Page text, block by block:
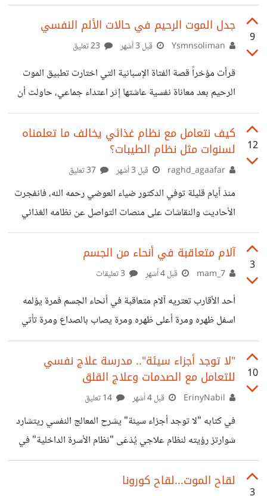
عن احتمالية أذيته وتكون أفكار مؤرقة جدًا، كذلك أفكار مثل
القفز من رصيف القطار أو من المرتفعات، هي أيضًا أفكار تأتي
للجميع، وحتى في لحظات الغضب الشديدة قد يخشى الشخص
جدًا أن يؤذي الآخر بسبب أفكار سابقة دخيلة عن القتل وغير
ذلك، والأفكار قد تكون أسوأ أو أخف، عادة تكون عابرة ويتعامل
معها البعض إنها ثواني وتنتهي ويكملون حياتهم الطبيعية،
9
جدل الموت الرحيم في حالات الألم النفسي
قبل 3 أشهر
قرأت مؤخراً قصة الفتاة الإسبانية التي اختارت تطبيق الموت
الرحيم بعد معاناة نفسية عاشتها إثر اعتداء جماعي، حاولت أن
تتكفل الدولة في علاجها لسنوات وباءت بالفشل، ففى كل مرة
كانت تحاول الفتاة الانتحار ولكنها كانت تخاف وتفشل محاولتها
إلى أن لجأت للمحكمة وتم قبول تنفيذ قرار الموت الرحيم عليها.
رأيت عدد من الناس تؤيد تلك الفكرة لأنهم يرون أن استمرار
الحياة مع صراع نفسي حاد هو أشبه بحالة شخص مريض جسدياً
لا أمل في شفائه، فهذا القرار قمة في الحرية
12
كيف نتعامل مع نظام غذائي يخالف ما تعلمناه
لسنوات مثل نظام الطيبات؟
قبل 3 أشهر
منذ أيام قليلة توفي الدكتور ضياء العوضي رحمه الله، فانفجرت
الأحاديث والنقاشات على منصات التواصل عن نظامه الغذائي
الذي يُسمى بالطيبات، وهو نظام مختلف كليًا عن الأنظمة التي
اعتدنا عليها مثل الكيتو وغيرها. المثير في هذا الجدل أنّ طبيعة
النظام نفسه تهدم قناعات طبية وغذائية راسخة عشنا عليها لعقود
التي تحاربها أغلب الأنظمة الحديثة وتعتبرها سببًا رئيسيًا
للالتهابات والأمراض، ليعيد تقديمها كطاقة أساسية للجسم. كما
أنه ينسف القاعدة التي
3
‏آلام متعاقبة في أنحاء من الجسم
قبل 4 أشهر
‏أحد الأقارب تعتريه آلام متعاقبة في أنحاء الجسم فمرة يؤلمه
اسفل ظهره ومرة أعلى ظهره ومرة يصاب بالصداع ومرة تأتي
آلام في المعدة ومرة آلام في اليد أو الرجل ومرة كتمة في الصدر
.. الخ ‏هل من سبب معين لهذه الآلام؟ ‏هل هي آلام بسبب القولون
مثلا أو الحالة النفسية أو نقص في أحد العناصر أم ماذا؟
10
"لا توجد أجزاء سيئة".. مدرسة علاج نفسي
للتعامل مع الصدمات وعلاج القلق
قبل 4 أشهر
في كتابه "لا توجد أجزاء سيئة" يشرح المعالج النفسي ريتشارد
شوارتز رؤيته لنظام علاجي يُدْعَى "نظام الأسرة الداخلية" في
كيفية التعامل مع الصدمات التي تؤدي للقلق والاكتئاب (مراحله
الأولى)، والفكرة الأساسية هي أننا نتكوّن من أجزاء داخلية (مثل
لقاح الموت...لقاح كورونا